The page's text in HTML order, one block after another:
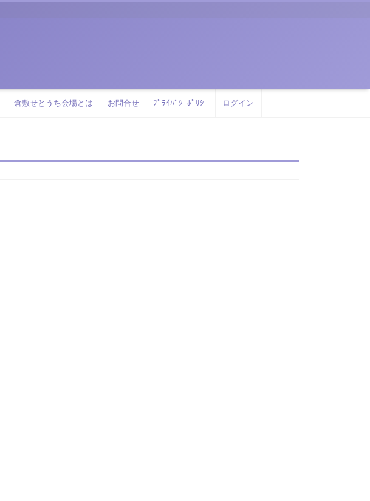
倉敷せとうち会場とは お問合せ ﾌﾟﾗｲﾊﾞｼｰﾎﾟﾘｼｰ ログイン